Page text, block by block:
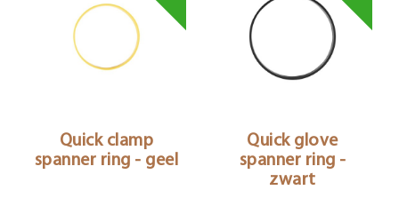
Quick clamp
spanner ring - geel
Quick glove
spanner ring -
zwart